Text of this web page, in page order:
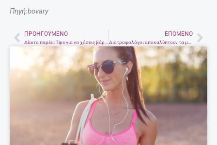
Πηγή:bovary
Prev
ΠΡΟΗΓΟΎΜΕΝΟ ΕΠΌΜΕΝΟ